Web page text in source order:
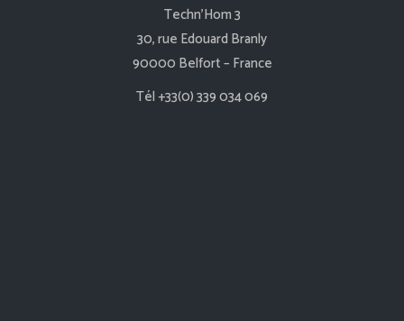
Techn’Hom 3
30, rue Edouard Branly
90000 Belfort – France
Tél +33(0) 339 034 069